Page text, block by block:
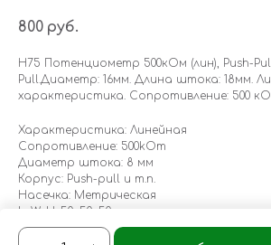
800 руб.
H75 Потенциометр 500кОм (лин), Push-
Pull.Диаметр: 16мм. Длина штока: 18мм.
характеристика. Сопротивление: 500
Характеристика: Линейная
Сопротивление: 500kOm
Диаметр штока: 8 мм
Корпус: Push-pull и т.п.
Насечка: Метрическая
LxWxH: 50x50x50 mm
Weight: 30 g